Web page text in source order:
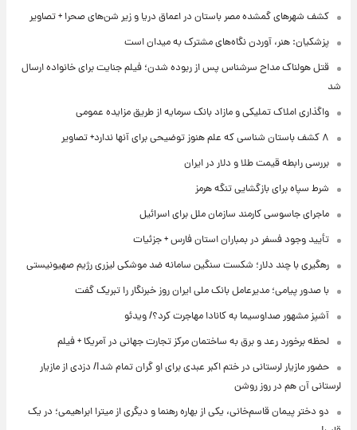
کشف شهرهای گمشده مصر باستان در اعماق دریا و زیر شن‌های صحرا + تصاویر
پزشکیان: هنر، آوردن نگاه‌های مشترک به میدان است
قتل هولناک مداح سرشناس پس از ربوده شدن؛ فیلم جنایت برای خانواده ارسال
شد
واگذاری املاک تملیکی و مازاد بانک سرمایه از طریق مزایده عمومی
۸ کشف باستان شناسی که علم هنوز توضیحی برای آنها ندارد+ تصاویر
بررسی رابطه قیمت طلا و دلار در ایران
شرط سپاه برای بازگشایی تنگه هرمز
ماجرای جاسوسی کارمند سازمان ملل برای اسرائیل
تأیید وجود فسفر در بمباران استان فارس + جزئیات
رهگیری با چند دلار؛ شکست سنگین سامانه ضد موشکی لیزری رژیم صهیونیستی
با صدور پیامی؛ مدیرعامل بانک ملی ایران روز خبرنگار را تبریک گفت
آشپز مشهور صداوسیما به کانادا مهاجرت کرد؟/ ویدئو
لحظه برخورد رعد و برق به ساختمان مرکز تجارت جهانی در آمریکا + فیلم
حضور مازیار لرستانی در ختم اکبر عبدی برای او گران تمام شد!/ دزدی از مازیار
لرستانی آن هم در روز روشن
دو دختر پیمان قاسم‌خانی، یکی از بهاره رهنما و دیگری از میترا ابراهیمی؛ در یک